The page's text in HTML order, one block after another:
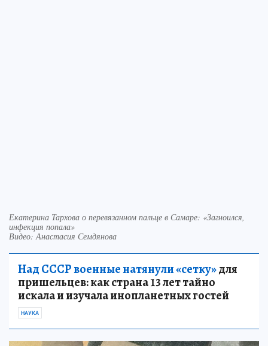
Екатерина Тархова о перевязанном пальце в Самаре: «Загноился,
инфекция попала»
Видео: Анастасия Семдянова
Над СССР военные натянули «сетку»для
пришельцев: как страна 13 лет тайно
искала и изучала инопланетных гостей
НАУКА